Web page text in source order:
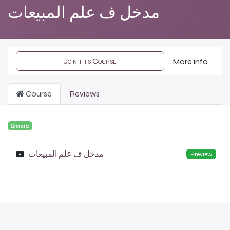
مدخل ف علم المبيعات
Join this Course More info
Course Reviews
Basic
مدخل ف علم المبيعات Preview